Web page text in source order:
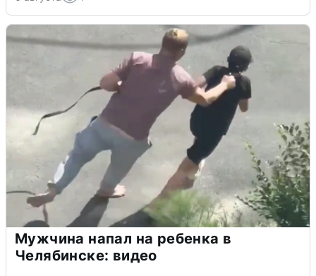
Мужчина напал на ребенка в
Челябинске: видео